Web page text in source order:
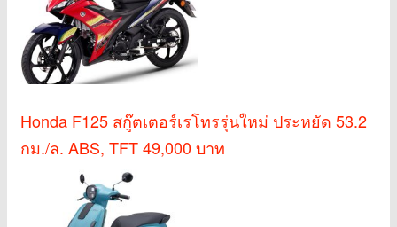
Honda F125 สกู๊ตเตอร์เรโทรรุ่นใหม่ ประหยัด 53.2
กม./ล. ABS, TFT 49,000 บาท